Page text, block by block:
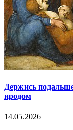
Держись
иродом
14.05.2026